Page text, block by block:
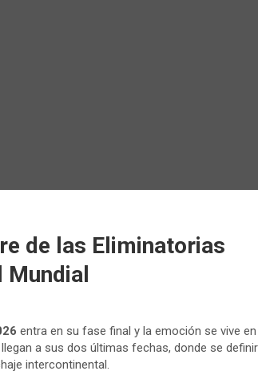
de las Eliminatorias
Mundial
entra en su fase final y la emoción se vive
llegan a sus dos últimas fechas, donde se
intercontinental.